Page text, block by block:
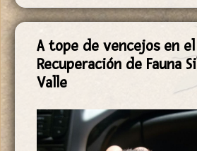
A tope de vencejos en
Recuperación de Fauna
Valle